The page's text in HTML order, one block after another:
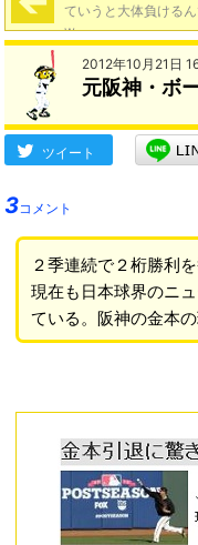
ていうと大体負けるん
w」
2012年10月21日
元阪神・ボ
ツイート
3コメント
２季連続で２桁勝利
現在も日本球界のニ
ている。阪神の金本